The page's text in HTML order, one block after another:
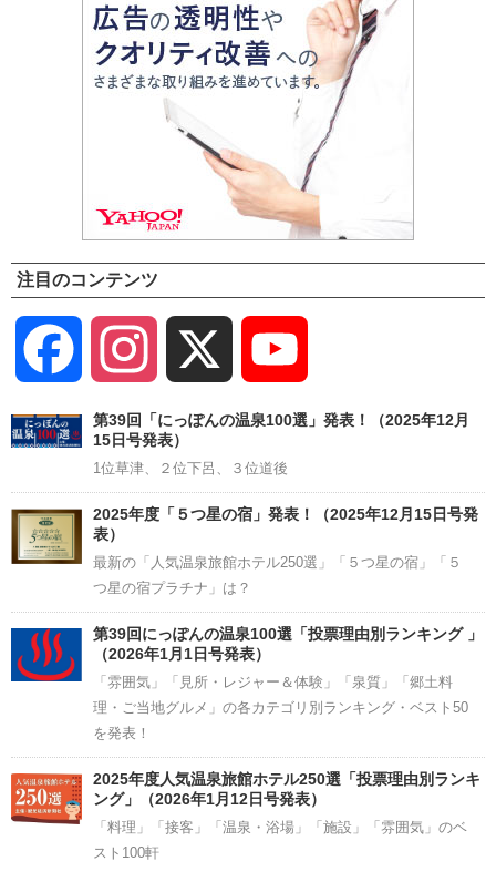
注目のコンテンツ
Facebook Instagram
Channel
第39回「にっぽんの温泉100選」発表！（2025年12月
15日号発表）
1位草津、２位下呂、３位道後
2025年度「５つ星の宿」発表！（2025年12月15日号発
表）
最新の「人気温泉旅館ホテル250選」「５つ星の宿」「５
つ星の宿プラチナ」は？
第39回にっぽんの温泉100選「投票理由別ランキング 」
（2026年1月1日号発表）
「雰囲気」「見所・レジャー＆体験」「泉質」「郷土料
理・ご当地グルメ」の各カテゴリ別ランキング・ベスト50
を発表！
2025年度人気温泉旅館ホテル250選「投票理由別ランキ
ング」（2026年1月12日号発表）
「料理」「接客」「温泉・浴場」「施設」「雰囲気」のベ
スト100軒